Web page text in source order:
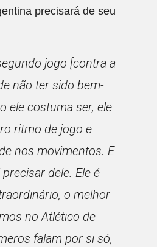
precisará de seu
jogo [contra a
não ter sido bem-
ele costuma ser, ele
ritmo de jogo e
nos movimentos. E
dele. Ele é
o melhor
no Atlético de
falam por si só,